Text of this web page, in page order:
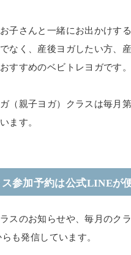
子さんと一緒にお出かけす
なく、産後ヨガしたい方、
すすめのベビトレヨガです。
（親子ヨガ）クラスは毎月
ます。
ス参加予約は公式LINEが
スのお知らせや、毎月のク
も発信しています。